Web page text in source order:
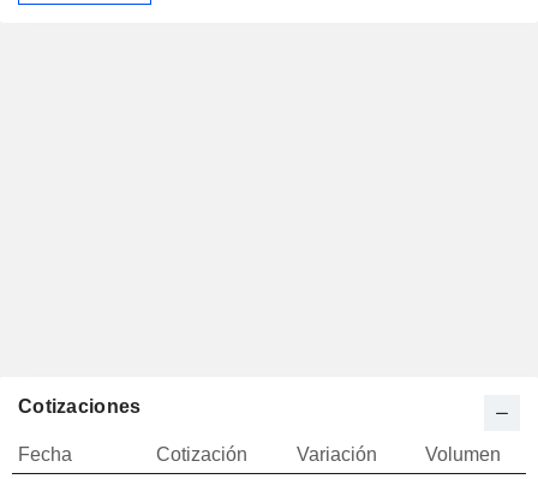
Cotizaciones
Fecha Cotización Variación
Volumen